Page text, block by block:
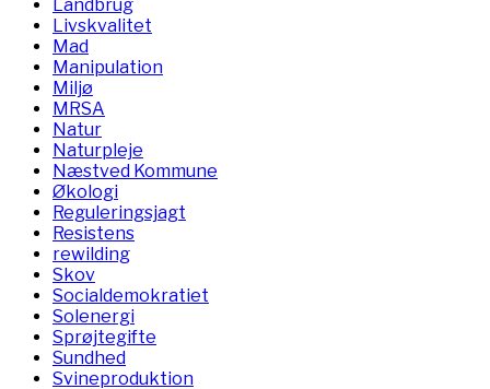
Landbrug
Livskvalitet
Mad
Manipulation
Miljø
MRSA
Natur
Naturpleje
Næstved Kommune
Økologi
Reguleringsjagt
Resistens
rewilding
Skov
Socialdemokratiet
Solenergi
Sprøjtegifte
Sundhed
Svineproduktion